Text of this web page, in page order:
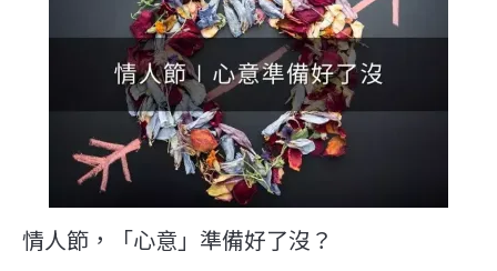
情人節，「心意」準備好了沒？